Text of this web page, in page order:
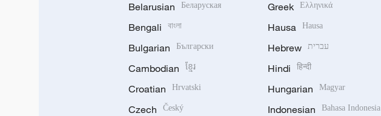
Belarusian Беларуская
Bengali বাংলা
Bulgarian Български
Cambodian ខ្មែរ
Croatian Hrvatski
Czech Český
Greek Ελληνικά
Hausa Hausa
Hebrew עברית
Hindi हिन्दी
Hungarian Magyar
Indonesian Bahasa Indonesia